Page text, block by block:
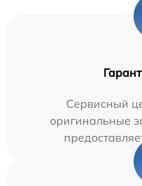
Сервисный
оригинальные